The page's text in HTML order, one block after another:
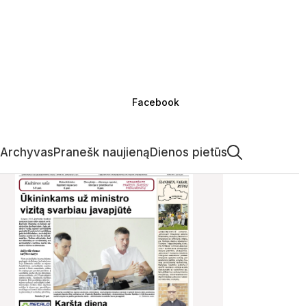
Facebook
ArchyvasPranešk naujienąDienos pietūs